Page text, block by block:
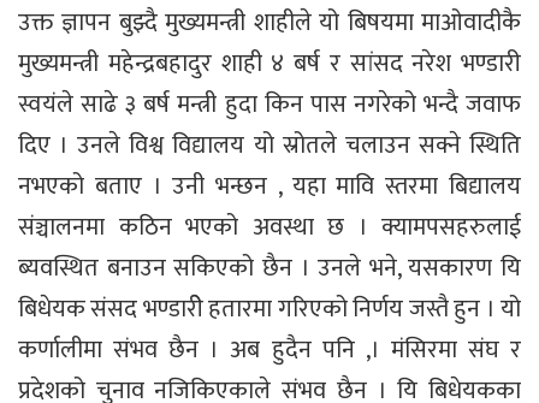
उक्त ज्ञापन बुझ्दै मुख्यमन्त्री शाहीले यो बिषयमा माओवादीकै
मुख्यमन्त्री महेन्द्रबहादुर शाही ४ बर्ष र सांसद नरेश भण्डारी
स्वयंले साढे ३ बर्ष मन्त्री हुदा किन पास नगरेको भन्दै जवाफ
दिए । उनले विश्व विद्यालय यो स्रोतले चलाउन सक्ने स्थिति
नभएको बताए । उनी भन्छन , यहा मावि स्तरमा बिद्यालय
संञ्चालनमा कठिन भएको अवस्था छ । क्यामपसहरुलाई
ब्यवस्थित बनाउन सकिएको छैन । उनले भने, यसकारण यि
बिधेयक संसद भण्डारीे हतारमा गरिएको निर्णय जस्तै हुन । यो
कर्णालीमा संभव छैन । अब हुदैन पनि ,। मंसिरमा संघ र
प्रदेशको चुनाव नजिकिएकाले संभव छैन । यि बिधेयकका